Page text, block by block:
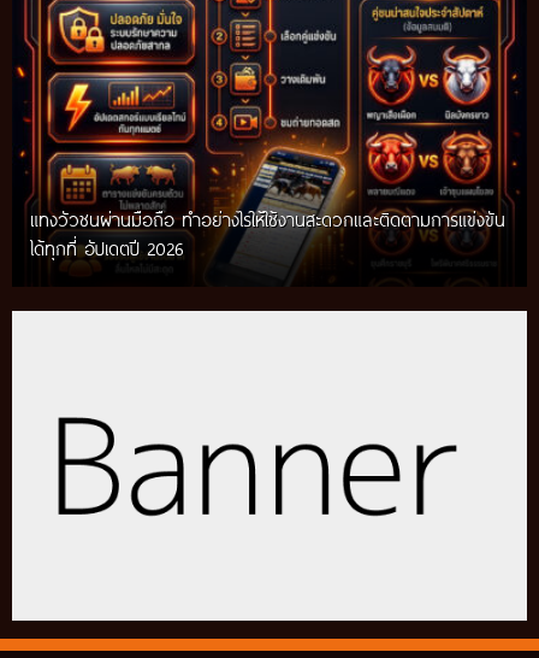
แทงวัวชนผ่านมือถือ ทำอย่างไรให้ใช้งานสะดวกและติดตามการแข่งขัน
ได้ทุกที่ อัปเดตปี 2026